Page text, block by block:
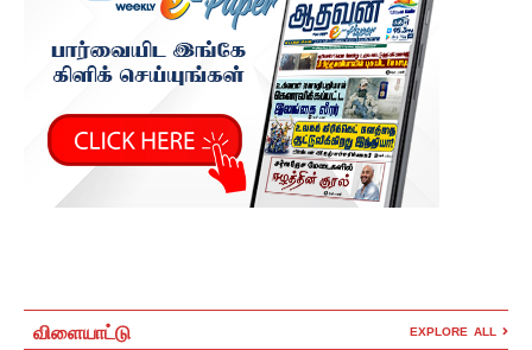
விளையாட்டு EXPLORE ALL